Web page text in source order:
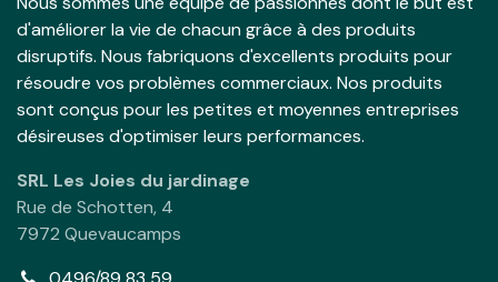
d'améliorer la vie de chacun grâce à des produits
disruptifs. Nous fabriquons d'excellents produits pour
résoudre vos problèmes commerciaux. Nos produits
sont conçus pour les petites et moyennes entreprises
désireuses d'optimiser leurs performances.
SRL Les Joies du jardinage
Rue de Schotten, 4
7972 Quevaucamps